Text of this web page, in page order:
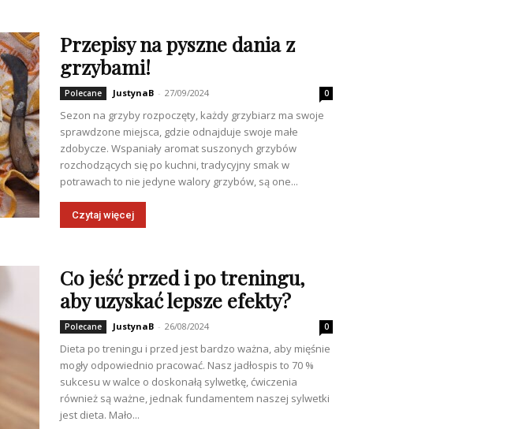
Przepisy na pyszne dania z
grzybami!
Polecane JustynaB - 27/09/2024 0
Sezon na grzyby rozpoczęty, każdy grzybiarz ma swoje
sprawdzone miejsca, gdzie odnajduje swoje małe
zdobycze. Wspaniały aromat suszonych grzybów
rozchodzących się po kuchni, tradycyjny smak w
potrawach to nie jedyne walory grzybów, są one...
Czytaj więcej
Co jeść przed i po treningu,
aby uzyskać lepsze efekty?
Polecane JustynaB - 26/08/2024 0
Dieta po treningu i przed jest bardzo ważna, aby mięśnie
mogły odpowiednio pracować. Nasz jadłospis to 70 %
sukcesu w walce o doskonałą sylwetkę, ćwiczenia
również są ważne, jednak fundamentem naszej sylwetki
jest dieta. Mało...